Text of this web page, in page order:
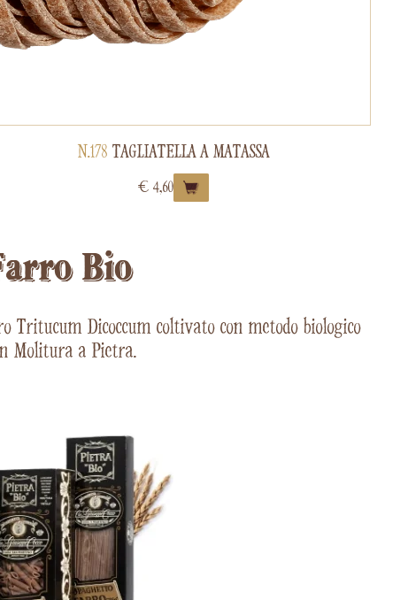
N.178 TAGLIATELLA A MATASSA
€ 4,60
Bio
Dicoccum coltivato con metodo biologico
Molitura a Pietra.